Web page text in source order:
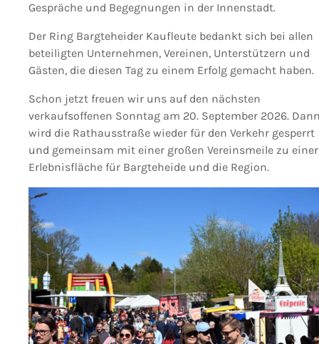
Gespräche und Begegnungen in der Innenstadt.
Der Ring Bargteheider Kaufleute bedankt sich bei allen
beteiligten Unternehmen, Vereinen, Unterstützern und
Gästen, die diesen Tag zu einem Erfolg gemacht haben.
Schon jetzt freuen wir uns auf den nächsten
verkaufsoffenen Sonntag am 20. September 2026.
wird die Rathausstraße wieder für den Verkehr gesperrt
und gemeinsam mit einer großen Vereinsmeile zu einer
Erlebnisfläche für Bargteheide und die Region.